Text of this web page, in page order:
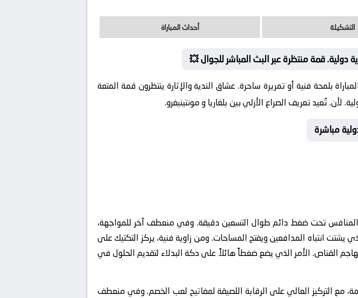
التشكيلة أحداث المباراة
دولية. قمة منتظرة عبر البث المباشر للجوال 💥
بلمحة فنية أو تمريرة ساحرة. عشاق الندية والإثارة ينتظرون قمة المتعة
لأن. تُعيد تعريف الصراع الأزلي بين بلغاريا و مونتينيغرو.
مباشرة
تحت ضغط دائم طوال التسعين دقيقة. وفي منعطف آخر للمواجهة،
يشتت انتباه المدافعين ويفتح المساحات. ومن زاوية فنية، يركز التكتيك على
القناص. الأمر الذي يضع ضغطاً هائلاً على دكة البدلاء لتقديم الحلول في
مع التركيز العالي على الرقابة اللصيقة لمفاتيح لعب الخصم. وفي منعطف